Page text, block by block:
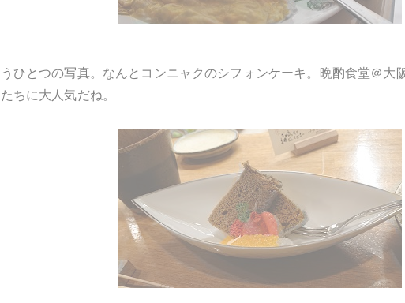
ひとつの写真。なんとコンニャクのシフォンケーキ。晩酌食堂＠大
ちに大人気だね。